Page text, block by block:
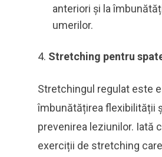
anteriori și la
umerilor.
Stretching pentru
Stretchingul regulat este
îmbunătățirea flexibilității
prevenirea leziunilor. Iată
exerciții de stretching